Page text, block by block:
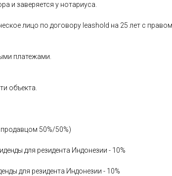
и заверяется у нотариуса.
лицо по договору leashold на 25 лет с
платежами.
объекта.
продавцом 50%/50%)
для резидента Индонезии - 10%
для резидента Индонезии - 10%